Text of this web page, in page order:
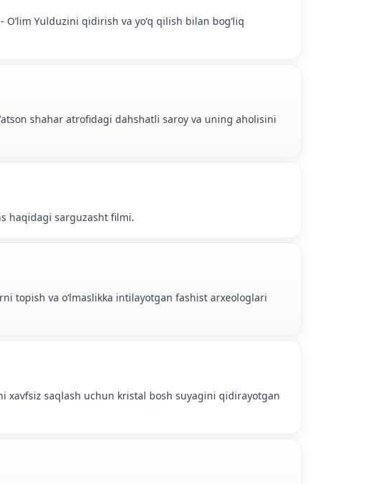
Yulduzini qidirish va yoʻq qilish bilan bogʻliq
shahar atrofidagi dahshatli saroy va uning aholisini
haqidagi sarguzasht filmi.
topish va oʻlmaslikka intilayotgan fashist arxeologlari
xavfsiz saqlash uchun kristal bosh suyagini qidirayotgan